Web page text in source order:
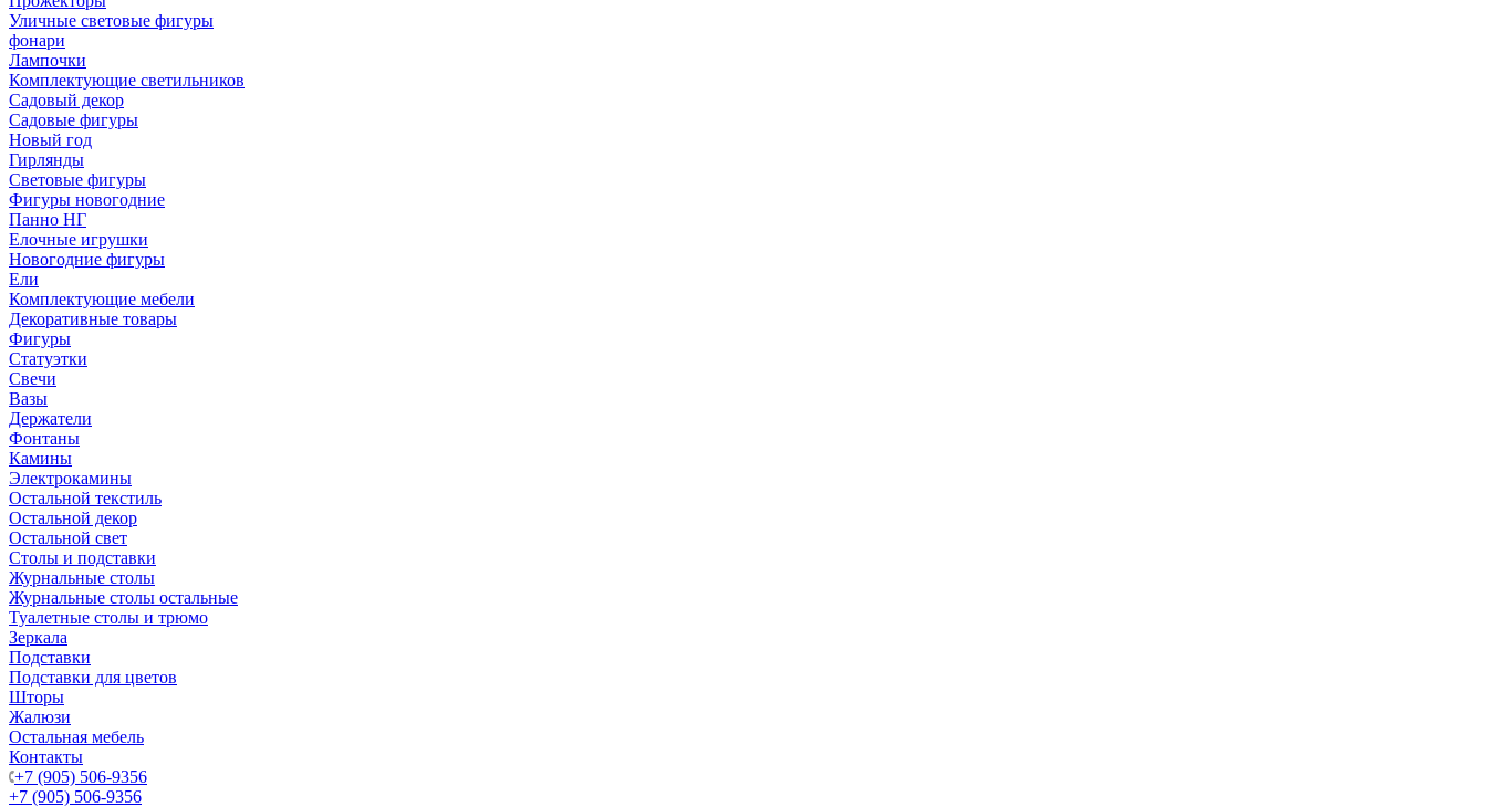
Уличные световые фигуры
фонари
Лампочки
Комплектующие светильников
Садовый декор
Садовые фигуры
Новый год
Гирлянды
Световые фигуры
Фигуры новогодние
Панно НГ
Елочные игрушки
Новогодние фигуры
Ели
Комплектующие мебели
Декоративные товары
Фигуры
Статуэтки
Свечи
Вазы
Держатели
Фонтаны
Камины
Электрокамины
Остальной текстиль
Остальной декор
Остальной свет
Столы и подставки
Журнальные столы
Журнальные столы остальные
Туалетные столы и трюмо
Зеркала
Подставки
Подставки для цветов
Шторы
Жалюзи
Остальная мебель
Контакты
+7 (905) 506-9356
+7 (905) 506-9356